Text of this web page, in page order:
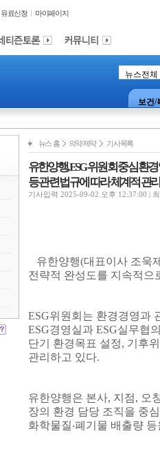
유료신청 마이페이지
보건/
뉴스 홈 의약/제약 기사목록
유한양행, ESG 위원회 중심 환
등 관련 법규에 따라 체계적 관리
기사입력 2025-09-02 오후 12:37:00 |
유한양행(대표이사 조욱제
전략적 완성도를 지속적으
ESG위원회는 환경경영과
ESG경영실과 ESG실무협
단기 환경목표 설정, 기후
관리하고 있다.
유한양행은 본사, 지점, 오
장의 환경 담당 조직을 중
화학물질‧폐기물 배출량